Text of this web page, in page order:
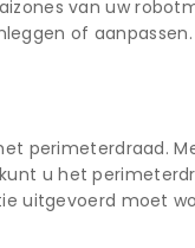
van uw
of aanpassen.
perimeterdraad.
u het
uitgevoerd moet